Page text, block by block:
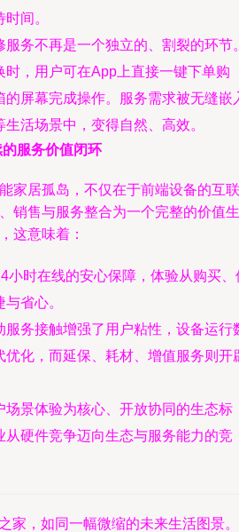
间。
服务不再是一个独立的、割裂的环节
时，用户可在App上直接一键下单购
的屏幕完成操作。服务需求被无缝嵌
活场景中，变得自然、高效。
服务价值闭环
家居孤岛，不仅在于前端设备的互联
销售与服务整合为一个完整的价值生
这意味着：
小时在线的安心保障，体验从购买、
省心。
服务接触增强了用户粘性，设备运行
优化，而延保、耗材、增值服务则开
场景体验为核心、开放协同的生态标
从硬件竞争迈向生态与服务能力的竞
家，如同一幅微缩的未来生活图景。